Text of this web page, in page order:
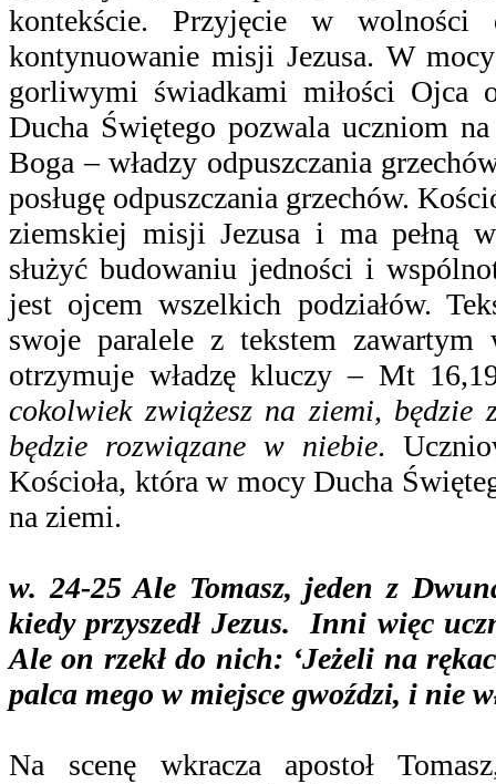
kontekście. Przyjęcie w wolności
kontynuowanie misji Jezusa. W
gorliwymi świadkami miłości Ojca
Ducha Świętego pozwala uczniom
Boga – władzy odpuszczania
posługę odpuszczania grzechów.
ziemskiej misji Jezusa i ma pełną
służyć budowaniu jedności i
jest ojcem wszelkich podziałów.
swoje paralele z tekstem
otrzymuje władzę kluczy – Mt
cokolwiek zwiążesz na ziemi,
będzie rozwiązane w niebie.
Kościoła, która w mocy Ducha
na ziemi.
w. 24-25 Ale Tomasz, jeden z
kiedy przyszedł Jezus. Inni więc
Ale on rzekł do nich: ‘Jeżeli na
palca mego w miejsce gwoździ, i nie
Na scenę wkracza apostoł